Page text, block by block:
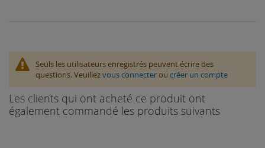
Seuls les utilisateurs enregistrés peuvent écrire des
questions. Veuillezvous connecterou créer un compte
Les clients qui ont acheté ce produit ont
également commandé les produits suivants